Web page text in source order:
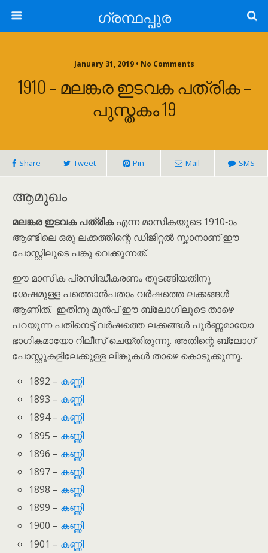
ഗ്രന്ഥപ്പുര
January 31, 2019 • No Comments
1910 – മലങ്കര ഇടവക പത്രിക –
പുസ്തകം 19
Share Tweet Pin Mail SMS
ആമുഖം
മലങ്കര ഇടവക പത്രികഎന്ന മാസികയുടെ 1910-ാം
ആണ്ടിലെ ഒരു ലക്കത്തിന്റെ ഡിജിറ്റൽ സ്കാനാണ് ഈ
പോസ്റ്റിലൂടെ പങ്കു വെക്കുന്നത്.
ഈ മാസിക പ്രസിദ്ധീകരണം തുടങ്ങിയതിനു
ശേഷമുള്ള പത്തൊൻപതാം വർഷത്തെ ലക്കങ്ങൾ
ആണിത്. ഇതിനു മുൻപ് ഈ ബ്ലോഗിലൂടെ താഴെ
പറയുന്ന പതിനെട്ട് വർഷത്തെ ലക്കങ്ങൾ പൂർണ്ണമായോ
ഭാഗികമായോ റിലീസ് ചെയ്തിരുന്നു. അതിന്റെ ബ്ലോഗ്
പോസ്റ്റുകളിലേക്കുള്ള ലിങ്കുകൾ താഴെ കൊടുക്കുന്നു.
1892 – കണ്ണി
1893 – കണ്ണി
1894 – കണ്ണി
1895 – കണ്ണി
1896 – കണ്ണി
1897 – കണ്ണി
1898 – കണ്ണി
1899 – കണ്ണി
1900 – കണ്ണി
1901 – കണ്ണി